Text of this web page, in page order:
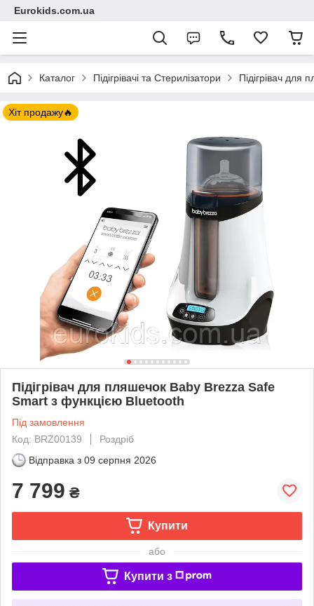
Eurokids.com.ua
Каталог Підігрівачі та Стерилізатори Підігрівач
Хіт продажу🔥
Підігрівач для пляшечок Baby Brezza Safe
Smart з функцією Bluetooth
Під замовлення
Код: BRZ00139
Роздріб
Відправка з 09 серпня 2026
7 799 ₴
Купити
або
Купити з